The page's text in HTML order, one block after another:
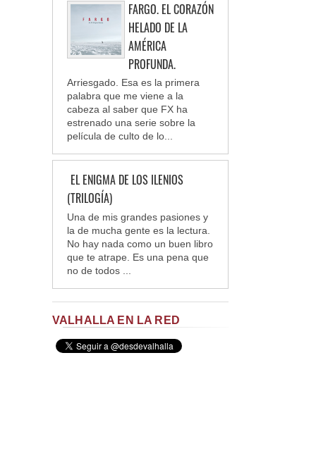
FARGO. EL CORAZÓN
HELADO DE LA
AMÉRICA
PROFUNDA.
Arriesgado. Esa es la primera
palabra que me viene a la
cabeza al saber que FX ha
estrenado una serie sobre la
película de culto de lo...
EL ENIGMA DE LOS ILENIOS
(TRILOGÍA)
Una de mis grandes pasiones y
la de mucha gente es la lectura.
No hay nada como un buen libro
que te atrape. Es una pena que
no de todos ...
VALHALLA EN LA RED